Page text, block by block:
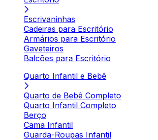
Escrivaninhas
Cadeiras para Escritório
Armários para Escritório
Gaveteiros
Balcões para Escritório
Quarto Infantil e Bebê
Quarto de Bebê Completo
Quarto Infantil Completo
Berço
Cama Infantil
Guarda-Roupas Infantil